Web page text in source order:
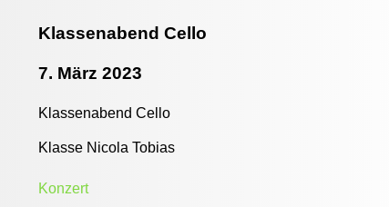
Klassenabend Cello
7. März 2023
Klassenabend Cello
Klasse Nicola Tobias
Konzert